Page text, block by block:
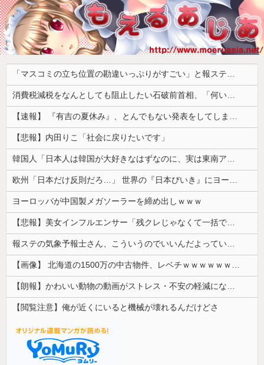
「マスコミの立ち位置の勘違いっぷりがすごい」と報ステ大越キャスターの台詞に視聴者絶句、高市とトランプを同列視させようという思惑がひしひしと
消費税減税をなんとしても阻止したい石破前首相、「何いってんのこいつ」と有権者をドン引きさせるよな屁理屈を……
【速報】 『有吉の夏休み』、とんでもない発表をしてしまう！！！！！
【悲報】内田りこ「社会に戻りたいです」
韓国人「日本人は韓国が大好きなはずなのに、実は東南アジア人と同列に見ているというのは本当なのですか？」
欧州「日本だけ反則だろ…」 世界の『日本びいき』にヨーロッパ全土から不満の声
ヨーロッパが中国製メガソーラーを締め出しｗｗｗ
【悲報】美女インフルエンサー「残クレじゃなくて一括でアルファード買っちゃった」コミュノート「！？」ｼｭﾊﾞﾊﾞﾊﾞﾊﾞﾊﾞ
報ステの気象予報士さん、こういうのでいいんだよっていう横乳の張り
【画像】 北海道の1500万の中古物件、レベチｗｗｗｗｗｗｗｗｗｗｗｗｗｗｗｗｗｗｗｗ
【朗報】かわいい動物の動画がストレス・不安の軽減になる可能性。英大学の研究で実証
【閲覧注意】俺が近くにいると機械が壊れるんだけどさ